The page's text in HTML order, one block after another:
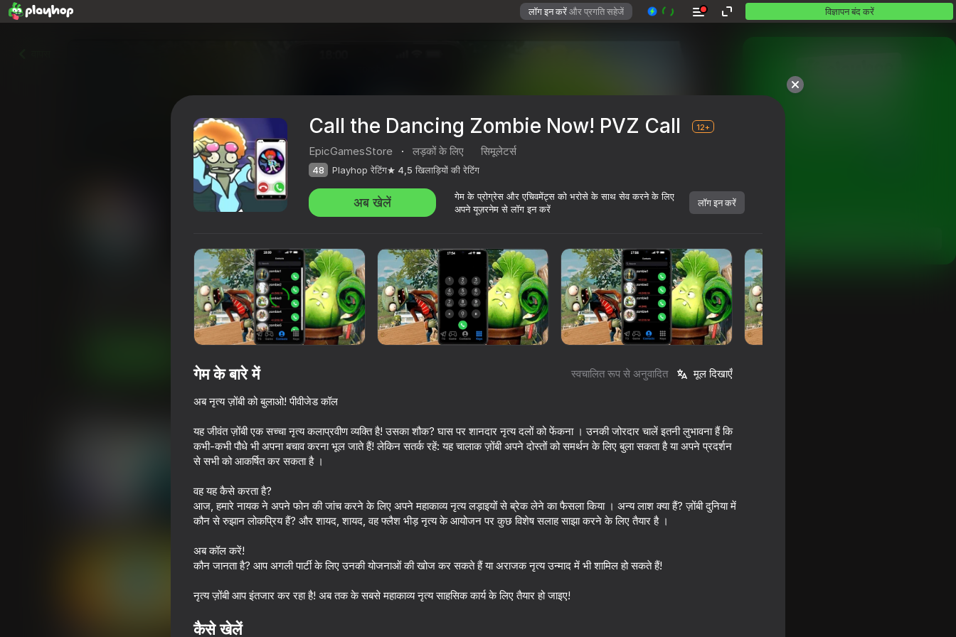
लॉग इन करेंऔर प्रगति सहेजें विज्ञापन बंद करें
Call the Dancing Zombie Now! PVZ Call
4,5 खिलाड़ियों की रेटिंग 12+
सिमूलेटर्स EpicGamesStore
18+ 60 16+
Sprunki Phase 3 RUN
60
Bonetale
52
Call Pomni right now!
72
Call the Dancing Zombie Now! PVZ Call 12+
EpicGamesStore · लड़कों के लिए सिमूलेटर्स
48 Playhop रेटिंग 4,5 खिलाड़ियों की रेटिंग
अब खेलें
गेम के प्रोग्रेस और एचिवमेंट्स को भरोसे के साथ सेव करने के लिए
अपने यूज़रनेम से लॉग इन करें
लॉग इन करें
गेम के बारे में स्वचालित रूप से अनुवादित मूल दिखाएँ
अब नृत्य ज़ोंबी को बुलाओ! पीवीजेड कॉल
यह जीवंत ज़ोंबी एक सच्चा नृत्य कलाप्रवीण व्यक्ति है! उसका शौक? घास पर शानदार नृत्य दलों को फेंकना । उनकी जोरदार चालें इतनी लुभावना हैं कि
कभी-कभी पौधे भी अपना बचाव करना भूल जाते हैं! लेकिन सतर्क रहें: यह चालाक ज़ोंबी अपने दोस्तों को समर्थन के लिए बुला सकता है या अपने प्रदर्शन
से सभी को आकर्षित कर सकता है ।
वह यह कैसे करता है?
आज, हमारे नायक ने अपने फोन की जांच करने के लिए अपने महाकाव्य नृत्य लड़ाइयों से ब्रेक लेने का फैसला किया । अन्य लाश क्या हैं? ज़ोंबी दुनिया में
कौन से रुझान लोकप्रिय हैं? और शायद, शायद, वह फ्लैश भीड़ नृत्य के आयोजन पर कुछ विशेष सलाह साझा करने के लिए तैयार है ।
अब कॉल करें!
कौन जानता है? आप अगली पार्टी के लिए उनकी योजनाओं की खोज कर सकते हैं या अराजक नृत्य उन्माद में भी शामिल हो सकते हैं!
नृत्य ज़ोंबी आप इंतजार कर रहा है! अब तक के सबसे महाकाव्य नृत्य साहसिक कार्य के लिए तैयार हो जाइए!
कैसे खेलें